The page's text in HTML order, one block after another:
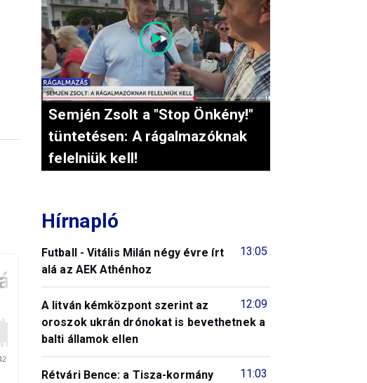
Semjén Zsolt a "Stop Önkény!"
tüntetésen: A rágalmazóknak
felelniük kell!
Hírnapló
13:05
Futball - Vitális Milán négy évre írt
alá az AEK Athénhoz
12:09
A litván kémközpont szerint az
oroszok ukrán drónokat is bevethetnek a
balti államok ellen
11:03
Rétvári Bence: a Tisza-kormány